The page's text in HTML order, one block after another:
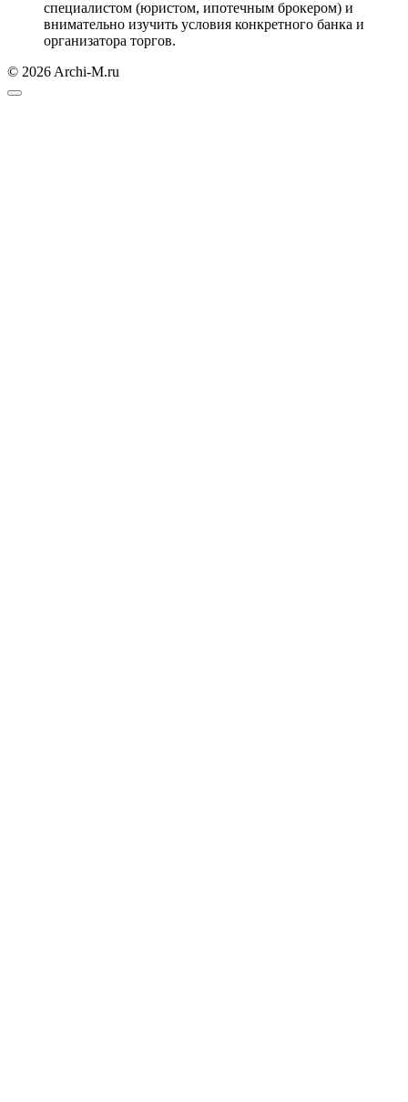
специалистом (юристом, ипотечным брокером) и
внимательно изучить условия конкретного банка и
организатора торгов.
© 2026 Archi-M.ru